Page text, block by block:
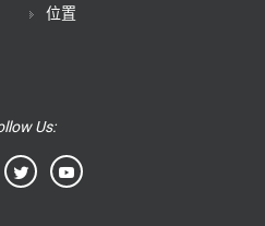
位置
Us: